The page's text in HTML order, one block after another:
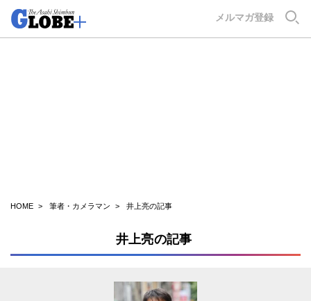
メルマガ登録
HOME 筆者・カメラマン 井上亮の記事
井上亮の記事